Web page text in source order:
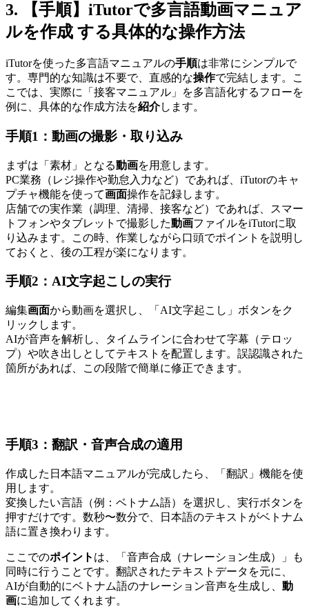
3. 【手順】iTutorで多言語動画マニュア
ルを作成 する具体的な操作方法
iTutorを使った多言語マニュアルの手順は非常にシンプルで
す。専門的な知識は不要で、直感的な操作で完結します。こ
こでは、実際に「接客マニュアル」を多言語化するフローを
例に、具体的な作成方法を紹介します。
手順1：動画の撮影・取り込み
まずは「素材」となる動画を用意します。
PC業務（レジ操作や勤怠入力など）であれば、iTutorのキャ
プチャ機能を使って画面操作を記録します。
店舗での実作業（調理、清掃、接客など）であれば、スマー
トフォンやタブレットで撮影した動画ファイルをiTutorに取
り込みます。この時、作業しながら口頭でポイントを説明し
ておくと、後の工程が楽になります。
手順2：AI文字起こしの実行
編集画面から動画を選択し、「AI文字起こし」ボタンをク
リックします。
AIが音声を解析し、タイムラインに合わせて字幕（テロッ
プ）や吹き出しとしてテキストを配置します。誤認識された
箇所があれば、この段階で簡単に修正できます。
手順3：翻訳・音声合成の適用
作成した日本語マニュアルが完成したら、「翻訳」機能を使
用します。
変換したい言語（例：ベトナム語）を選択し、実行ボタンを
押すだけです。数秒〜数分で、日本語のテキストがベトナム
語に置き換わります。
ここでのポイント は、「音声合成（ナレーション生成）」も
同時に行うことです。翻訳されたテキストデータを元に、
AIが自動的にベトナム語のナレーション音声を生成し、 動
画に追加してくれます。